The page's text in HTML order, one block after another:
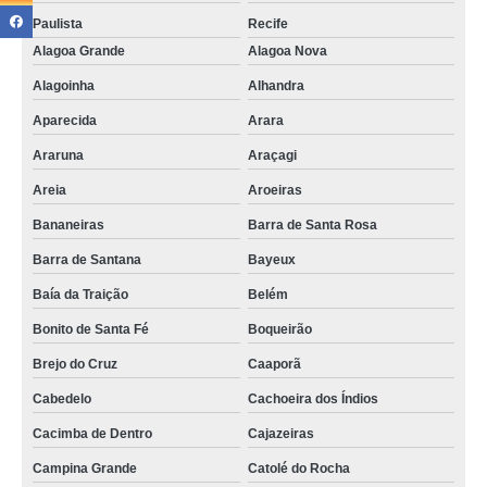
coworkings compartilhados preços Abreu e Lima
compartilhamento de espaços Recife
espaços de trabalhos compartilhados preços Lagoa Seca
quanto custa sala compartilhada coworking Jaboatão dos Guararapes
sala compartilhada valor Piancó
onde encontrar espaços de trabalhos compartilhados Puxinanã
quanto custa escritórios coworkings Picuí
quanto custa espaços de trabalhos compartilhados São Sebastião de Lagoa
Paulista
Recife
Alagoa Grande
Alagoa Nova
Alagoinha Alhandra
Aparecida Arara
Araruna Araçagi
Areia Aroeiras
Bananeiras Barra de Santa Rosa
Barra de Santana Bayeux
Baía da Traição Belém
Bonito de Santa Fé Boqueirão
Brejo do Cruz Caaporã
Cabedelo Cachoeira dos Índios
Cacimba de Dentro Cajazeiras
Campina Grande Catolé do Rocha